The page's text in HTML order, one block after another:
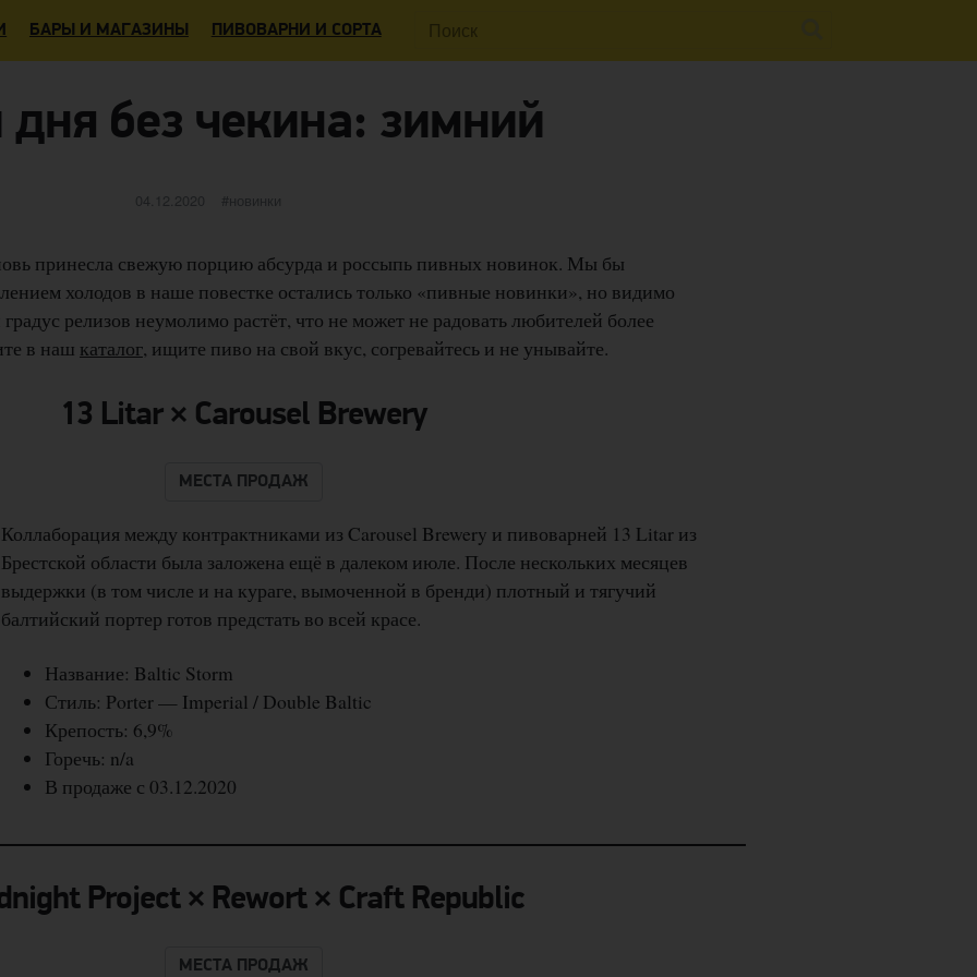
Поиск:
БАРЫ И МАГАЗИНЫ ПИВОВАРНИ И СОРТА
без чекина: зимний
Опубликовано
04.12.2020 категории
новинки
принесла свежую порцию абсурда и россыпь пивных новинок. Мы бы
холодов в наше повестке остались только «пивные новинки», но видимо
релизов неумолимо растёт, что не может не радовать любителей более
в наш каталог, ищите пиво на свой вкус, согревайтесь и не унывайте.
13 Litar × Carousel Brewery
МЕСТА ПРОДАЖ
Коллаборация между контрактниками из Carousel Brewery и пивоварней 13 Litar из
Брестской области была заложена ещё в далеком июле. После нескольких месяцев
выдержки (в том числе и на кураге, вымоченной в бренди) плотный и тягучий
балтийский портер готов предстать во всей красе.
Название: Baltic Storm
Стиль: Porter — Imperial / Double Baltic
Крепость: 6,9%
Горечь: n/a
В продаже с 03.12.2020
Project × Rewort × Craft Republic
МЕСТА ПРОДАЖ